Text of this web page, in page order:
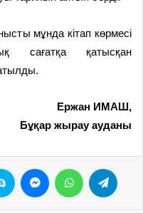
мұнда кітап көрмесі
сағатқа қатысқан
Ержан ИМАШ,
Бұқар жырау ауданы